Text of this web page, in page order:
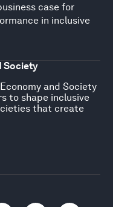
case for
in inclusive
Society
and Society
to shape inclusive
that create